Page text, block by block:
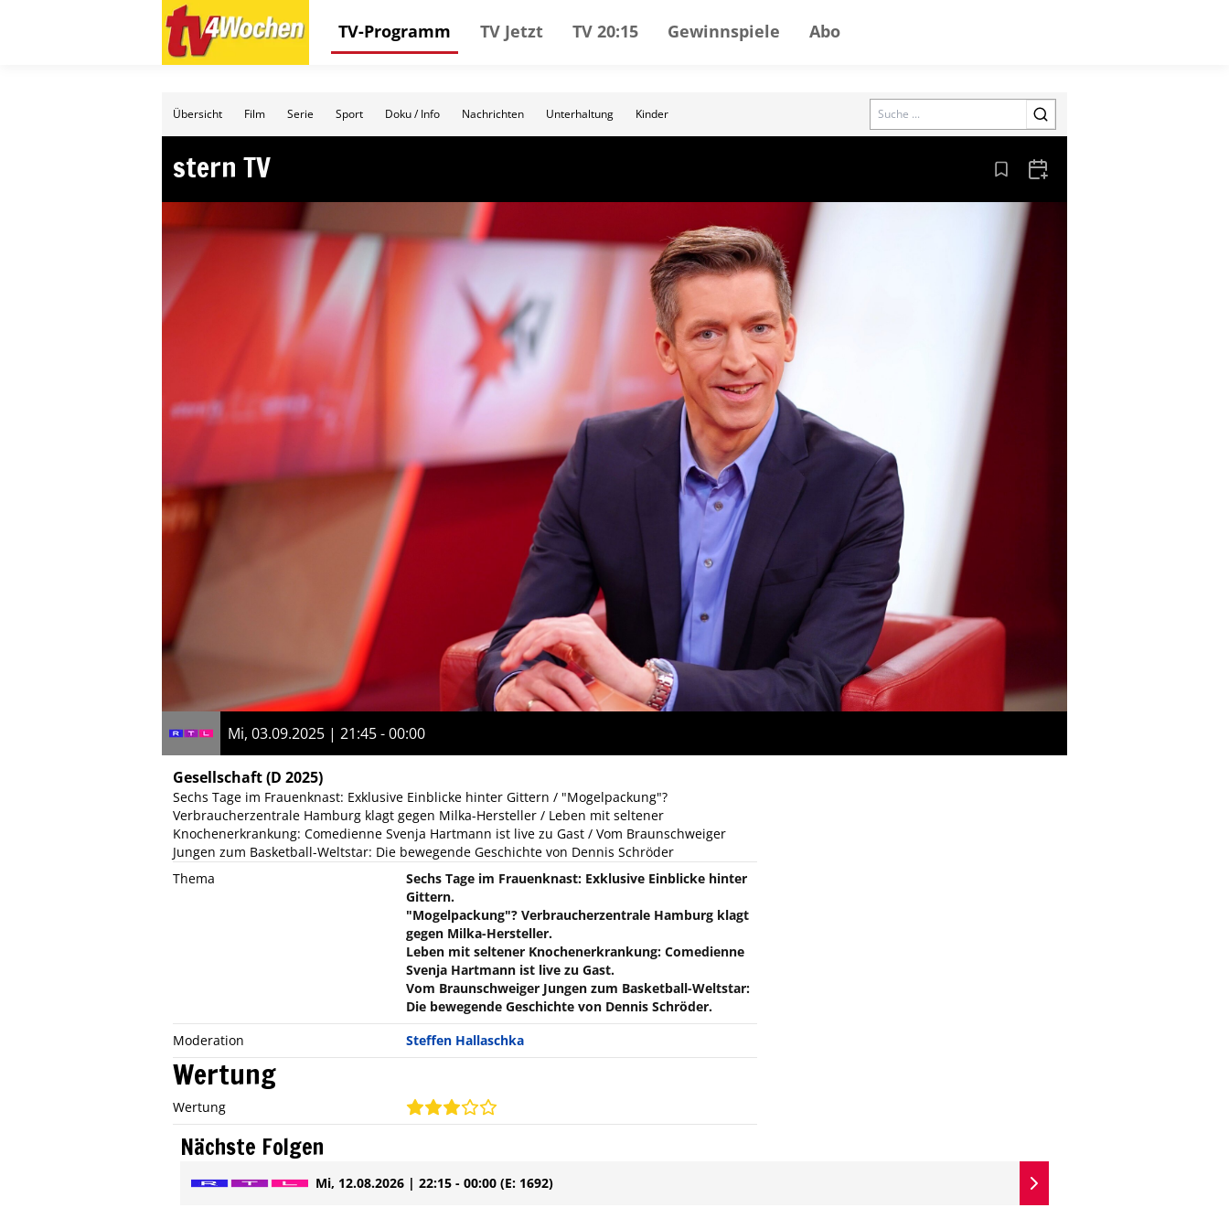
TV-Programm TV Jetzt TV 20:15 Gewinnspiele Abo
Übersicht Film Serie Sport Doku / Info Nachrichten Unterhaltung Kinder Search
stern TV Aus den Lesezeichen entfernen
Zum Kalender hinzufügen
Mi, 03.09.2025 | 21:45 - 00:00
Gesellschaft(D 2025)
Sechs Tage im Frauenknast: Exklusive Einblicke hinter Gittern / "Mogelpackung"?
Verbraucherzentrale Hamburg klagt gegen Milka-Hersteller / Leben mit seltener
Knochenerkrankung: Comedienne Svenja Hartmann ist live zu Gast / Vom Braunschweiger
Jungen zum Basketball-Weltstar: Die bewegende Geschichte von Dennis Schröder
Thema
Sechs Tage im Frauenknast: Exklusive Einblicke hinter
Gittern.
"Mogelpackung"? Verbraucherzentrale Hamburg klagt
gegen Milka-Hersteller.
Leben mit seltener Knochenerkrankung: Comedienne
Svenja Hartmann ist live zu Gast.
Vom Braunschweiger Jungen zum Basketball-Weltstar:
Die bewegende Geschichte von Dennis Schröder.
Moderation
Steffen Hallaschka
Wertung
Wertung
Nächste Folgen
Mi, 12.08.2026 | 22:15 - 00:00 (E: 1692)